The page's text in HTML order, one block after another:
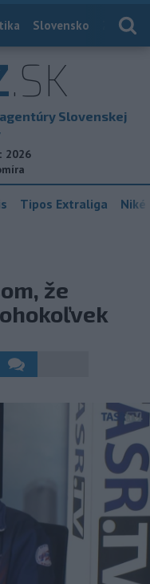
Slovensko
.SK
Slovenskej
2026
Tipos Extraliga
že